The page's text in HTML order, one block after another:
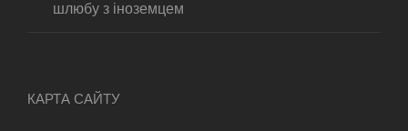
шлюбу з іноземцем
КАРТА САЙТУ